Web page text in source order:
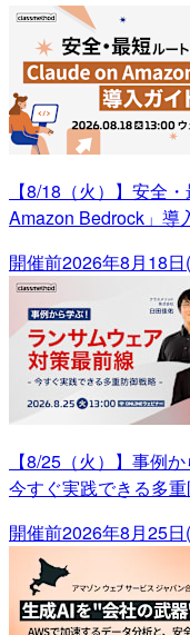
【8/18（火）】安全
Amazon Bedrock」導
開催前2026年8月18日
【8/25（火）】事例
今すぐ実践できる多
開催前2026年8月25日